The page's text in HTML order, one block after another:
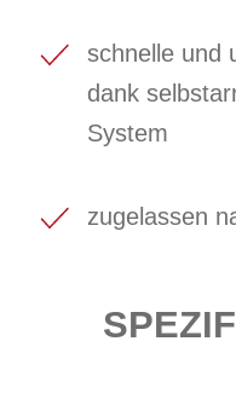
schnelle und
dank
System
zugelassen